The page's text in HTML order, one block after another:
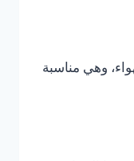
وهي مناسبة